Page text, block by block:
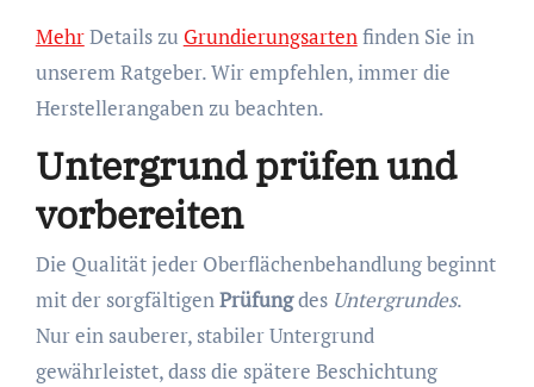
MehrDetails zu Grundierungsartenfinden Sie in
unserem Ratgeber. Wir empfehlen, immer die
Herstellerangaben zu beachten.
Untergrund prüfen und
vorbereiten
Die Qualität jeder Oberflächenbehandlung beginnt
mit der sorgfältigenPrüfungdes Untergrundes.
Nur ein sauberer, stabiler Untergrund
gewährleistet, dass die spätere Beschichtung